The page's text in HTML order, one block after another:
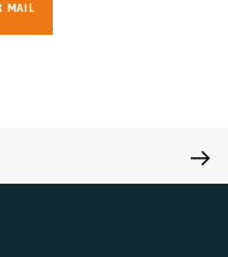
MAIL